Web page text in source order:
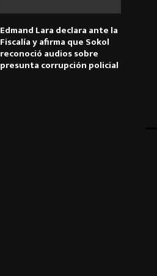
Edmand Lara declara ante la
Fiscalía y afirma que Sokol
reconoció audios sobre
presunta corrupción policial